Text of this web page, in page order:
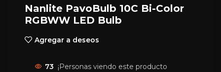
Nanlite PavoBulb 10C Bi-Color
RGBWW LED Bulb
Agregar a deseos
73 ¡Personas viendo este producto